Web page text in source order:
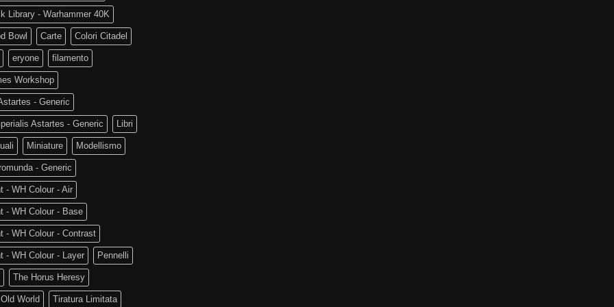
Library - Warhammer 40K
Bowl Carte Colori Citadel
eryone filamento
Workshop
- Generic
Astartes - Generic Libri
Miniature Modellismo
- Generic
- WH Colour - Air
- WH Colour - Base
- WH Colour - Contrast
- WH Colour - Layer Pennelli
The Horus Heresy
World Tiratura Limitata